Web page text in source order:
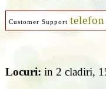
Customer Support telefon
Locuri: in 2 cladiri,